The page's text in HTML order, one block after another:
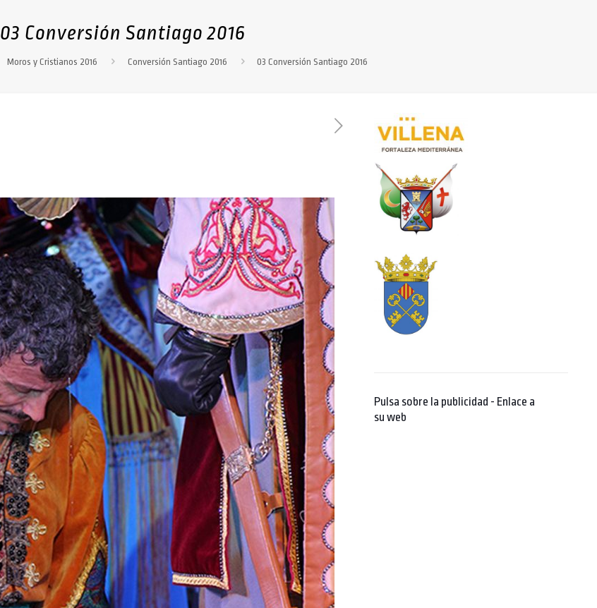
03 Conversión Santiago 2016
Moros y Cristianos 2016 Conversión Santiago 2016 03 Conversión Santiago 2016
Pulsa sobre la publicidad - Enlace a
su web